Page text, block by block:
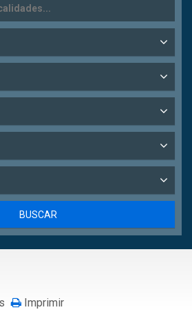
Imprimir